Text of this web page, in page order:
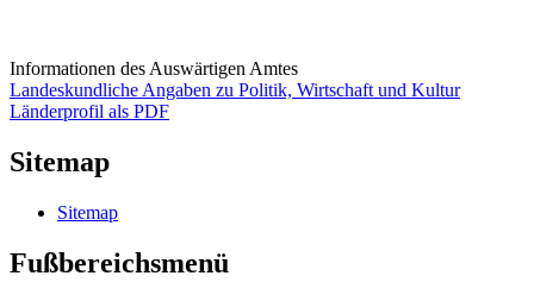
Informationen des Auswärtigen Amtes
Landeskundliche Angaben zu Politik, Wirtschaft und Kultur
Länderprofil als PDF
Sitemap
Sitemap
Fußbereichsmenü